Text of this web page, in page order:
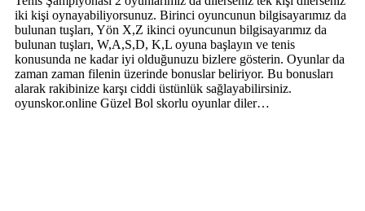
iki kişi oynayabiliyorsunuz. Birinci oyuncunun bilgisayarımız da
bulunan tuşları, Yön X,Z ikinci oyuncunun bilgisayarımız da
bulunan tuşları, W,A,S,D, K,L oyuna başlayın ve tenis
konusunda ne kadar iyi olduğunuzu bizlere gösterin. Oyunlar da
zaman zaman filenin üzerinde bonuslar beliriyor. Bu bonusları
alarak rakibinize karşı ciddi üstünlük sağlayabilirsiniz.
oyunskor.online Güzel Bol skorlu oyunlar diler…